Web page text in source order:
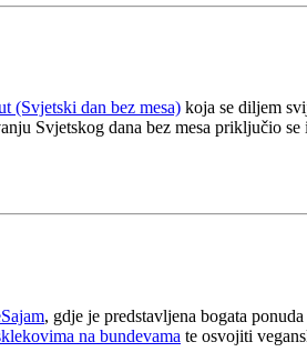
(Svjetski dan bez mesa) koja se diljem
Svjetskog dana bez mesa priključio
, gdje je predstavljena bogata
na bundevama te osvojiti